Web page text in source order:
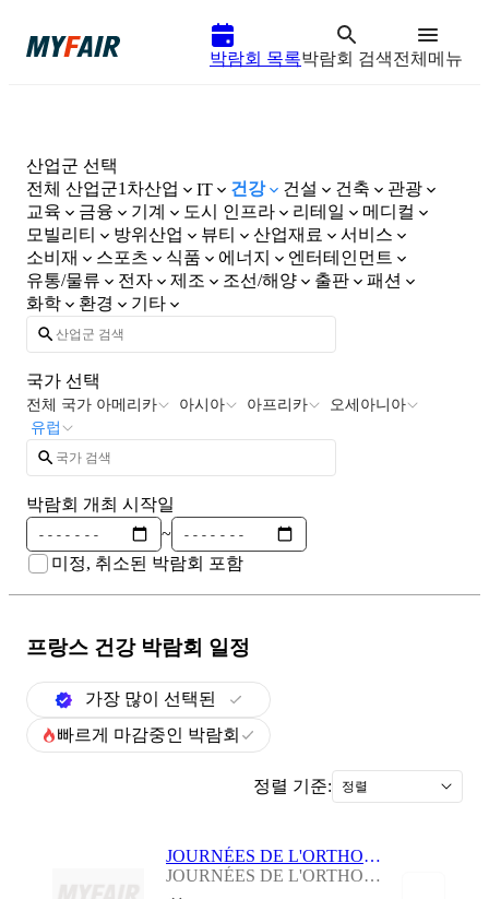
박람회 목록박람회 검색전체메뉴
산업군 선택
전체 산업군1차산업 IT 건강 건설 건축
관광
교육
금융 기계 도시 인프라 리테일
메디컬
모빌리티
방위산업 뷰티 산업재료
서비스
소비재
스포츠 식품 에너지
엔터테인먼트
유통/물류
전자 제조 조선/해양 출판
패션
화학
환경 기타
국가 선택
전체 국가 아메리카 아시아 아프리카
오세아니아
유럽
박람회 개최 시작일
~
미정, 취소된 박람회 포함
프랑스 건강박람회 일정
가장 많이 선택된
빠르게 마감중인 박람회
정렬 기준: 정렬
JOURNÉES DE L'ORTHODONTIE 2026
JOURNÉES DE L'ORTHODONTIE 2026